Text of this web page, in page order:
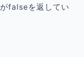
falseを返してい